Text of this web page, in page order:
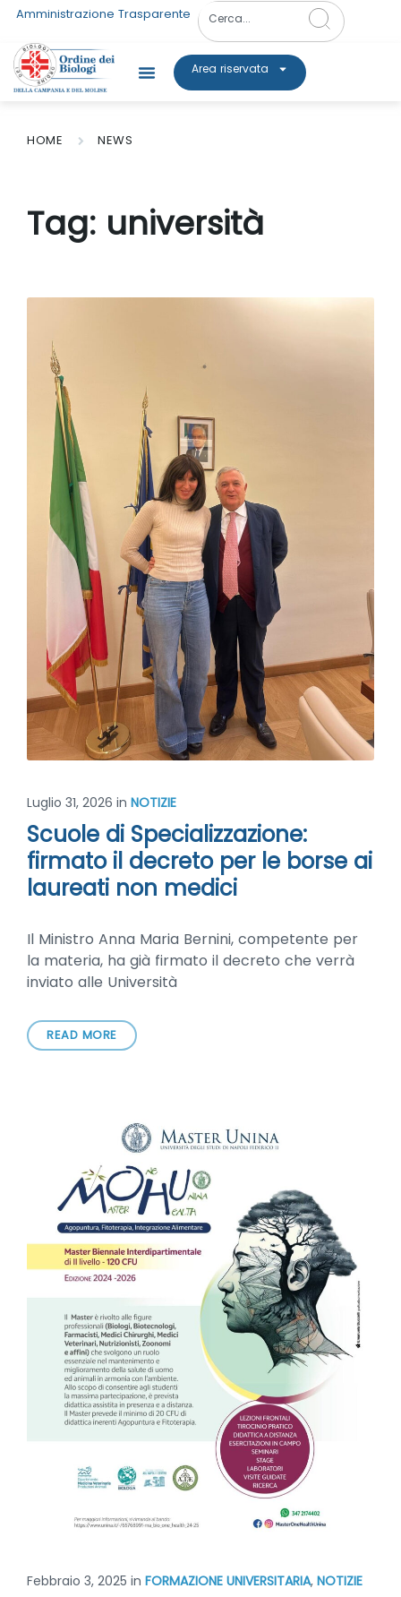
Amministrazione Trasparente
Area riservata
HOME NEWS
Tag: università
Luglio 31, 2026 in NOTIZIE
Scuole di Specializzazione:
firmato il decreto per le borse ai
laureati non medici
Il Ministro Anna Maria Bernini, competente per
la materia, ha già firmato il decreto che verrà
inviato alle Università
READ MORE
Febbraio 3, 2025 in FORMAZIONE UNIVERSITARIA, NOTIZIE